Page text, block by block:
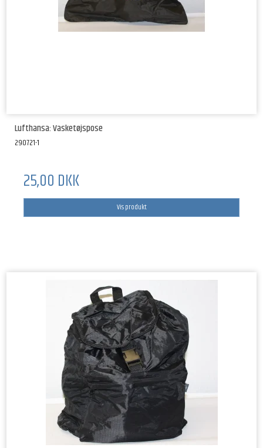
Lufthansa: Vasketøjspose
290721-1
25,00 DKK
Vis produkt